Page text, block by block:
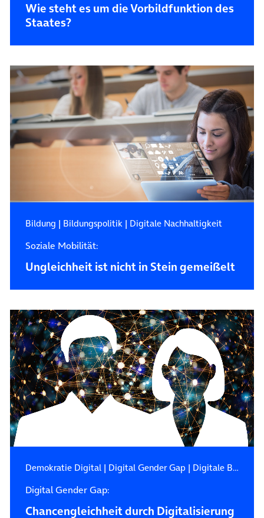
Wie steht es um die Vorbildfunktion des
Staates?
Bildung | Bildungspolitik| Digitale Nachhaltigkeit
Soziale Mobilität:
Ungleichheit ist nicht in Stein gemeißelt
Demokratie Digital| Digital Gender Gap | Digitale Bildung
Digital Gender Gap:
Chancengleichheit durch Digitalisierung